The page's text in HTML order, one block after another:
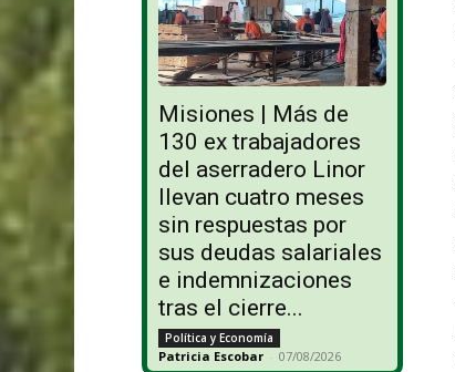
Misiones | Más de
130 ex trabajadores
del aserradero Linor
llevan cuatro meses
sin respuestas por
sus deudas salariales
e indemnizaciones
tras el cierre...
Política y Economía
Patricia Escobar - 07/08/2026